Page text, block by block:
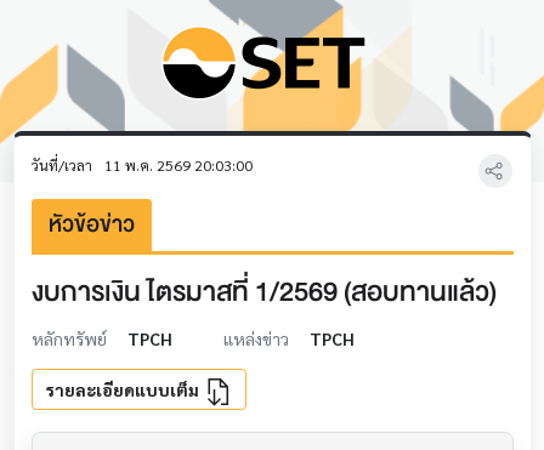
วันที่/เวลา 11 พ.ค. 2569 20:03:00
หัวข้อข่าว
งบการเงิน ไตรมาสที่ 1/2569 (สอบทานแล้ว)
หลักทรัพย์ TPCH แหล่งข่าว TPCH
รายละเอียดแบบเต็ม